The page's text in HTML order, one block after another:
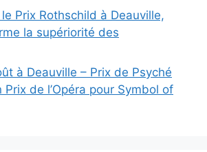
Prix Rothschild à Deauville,
la supériorité des
à Deauville – Prix de Psyché
Prix de l’Opéra pour Symbol of